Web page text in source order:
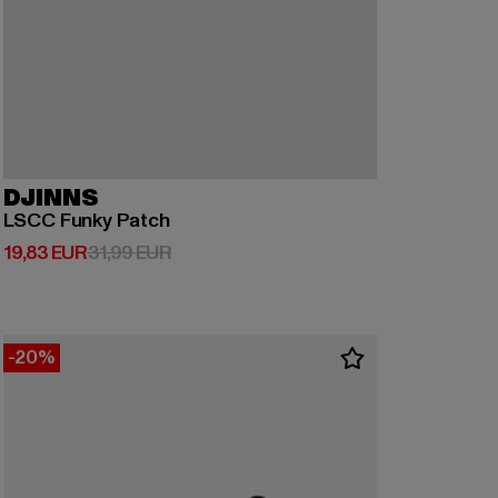
DJINNS
LSCC Funky Patch
19,83 EUR
Derzeitiger Preis: 19,83 EUR
31,99 EURAktionspreis: 31,99 EUR
-20%